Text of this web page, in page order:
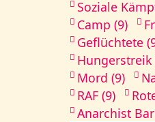
Soziale
Camp (9)
Geflüchtete
Hungerstreik
Mord (9)
RAF (9)
Anarchist